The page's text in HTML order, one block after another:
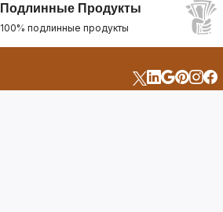
Подлинные Продукты
100% подлинные продукты